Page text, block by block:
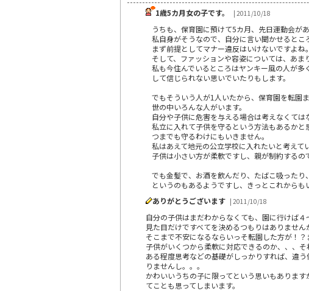
1歳5カ月女の子です。
| 2011/10/18
うちも、保育園に預けて5カ月、先日運動会が
私自身がそうなので、自分に言い聞かせるとこ
まず前提としてマナー違反はいけないですよね。
そして、ファッションや容姿については、あま
私も今住んでいるところはヤンキー風の人が
して信じられない思いでいたりもします。
でもそういう人が1人いたから、保育園を転園
世の中いろんな人がいます。
自分や子供に危害を与える場合は考えなくて
私立に入れて子供を守るという方法もあるか
つまでも守るわけにもいきません。
私はあえて地元の公立学校に入れたいと考えてい
子供は小さい方が柔軟ですし、親が制約するの
でも金髪で、お酒を飲んだり、たばこ吸った
というのもあるようですし、きっとこれからも
ありがとうございます | 2011/10/18
自分の子供はまだわからなくても、園に行けば
見た目だけですべてを決めるつもりはありませ
そこまで不安になるならいっそ転園した方が！？
子供がいくつから柔軟に対応できるのか、、、そ
ある程度思考などの基礎がしっかりすれば、違
りませんし。。。
かわいいうちの子に限ってという思いもありま
てことも思ってしまいます。